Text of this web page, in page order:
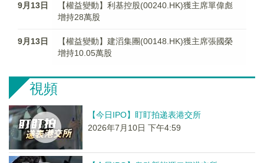
9月13日
【權益變動】利基控股(00240.HK)獲主席單偉彪
增持28萬股
9月13日
【權益變動】建滔集團(00148.HK)獲主席張國榮
增持10.05萬股
視頻
【今日IPO】盯盯拍递表港交所
2026年7月10日 下午4:59